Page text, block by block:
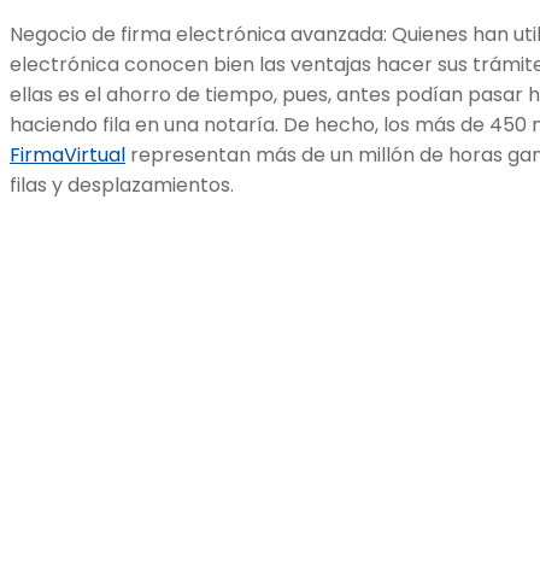
Negocio de firma electrónica avanzada: Quienes han
electrónica conocen bien las ventajas hacer sus
ellas es el ahorro de tiempo, pues, antes podían pasar
haciendo fila en una notaría. De hecho, los más de
FirmaVirtual representan más de un millón de horas
filas y desplazamientos.